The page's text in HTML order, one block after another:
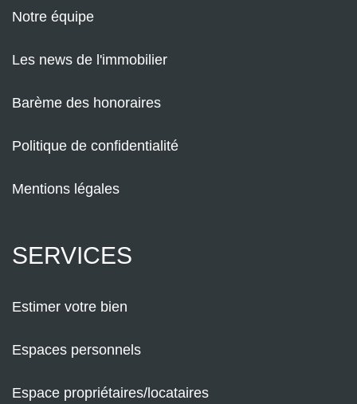
Notre équipe
Les news de l'immobilier
Barème des honoraires
Politique de confidentialité
Mentions légales
SERVICES
Estimer votre bien
Espaces personnels
Espace propriétaires/locataires